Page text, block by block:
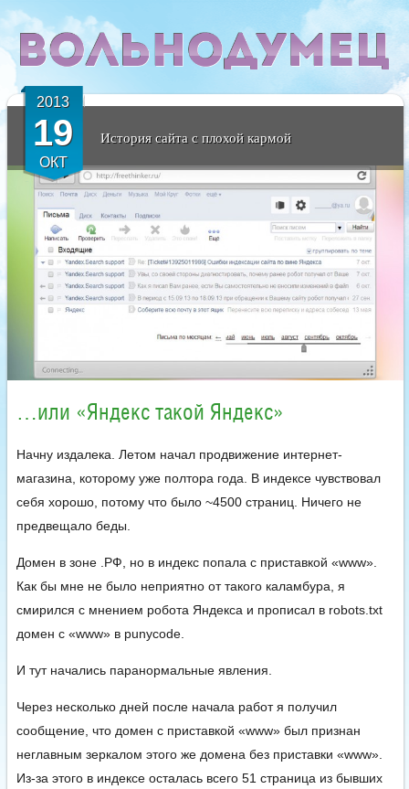
2013
19
ОКТ
История сайта с плохой кармой
…или «Яндекс такой Яндекс»
Начну издалека. Летом начал продвижение интернет-
магазина, которому уже полтора года. В индексе чувствовал
себя хорошо, потому что было ~4500 страниц. Ничего не
предвещало беды.
Домен в зоне .РФ, но в индекс попала с приставкой «www».
Как бы мне не было неприятно от такого каламбура, я
смирился с мнением робота Яндекса и прописал в robots.txt
домен с «www» в punycode.
И тут начались паранормальные явления.
Через несколько дней после начала работ я получил
сообщение, что домен с приставкой «www» был признан
неглавным зеркалом этого же домена без приставки «www».
Из-за этого в индексе осталась всего 51 страница из бывших